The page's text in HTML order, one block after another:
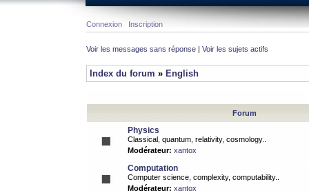
Connexion Inscription
Voir les messages sans réponse | Voir les sujets actifs
Index du forum » English
Forum
Physics
Classical, quantum, relativity, cosmology..
Modérateur: xantox
Computation
Computer science, complexity, computability..
Modérateur: xantox